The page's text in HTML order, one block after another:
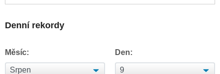
Denní rekordy
Měsíc: Den: